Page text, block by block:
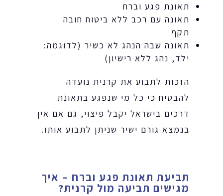
תאונת פגע וברח
תאונה עם רכב ללא ביטוח חובה
תקף
תאונה שבה הנהג לא כשיר (לדוגמה:
ילד, נהג ללא רישיון)
הזכות לתבוע את קרנית נועדה
להבטיח כי כל מי שנפגע בתאונת
דרכים בישראל יקבל פיצוי, גם אם אין
בנמצא גורם ישיר שניתן לתבוע אותו.
תביעת תאונת פגע וברח – איך
מגישים תביעה מול קרנית?